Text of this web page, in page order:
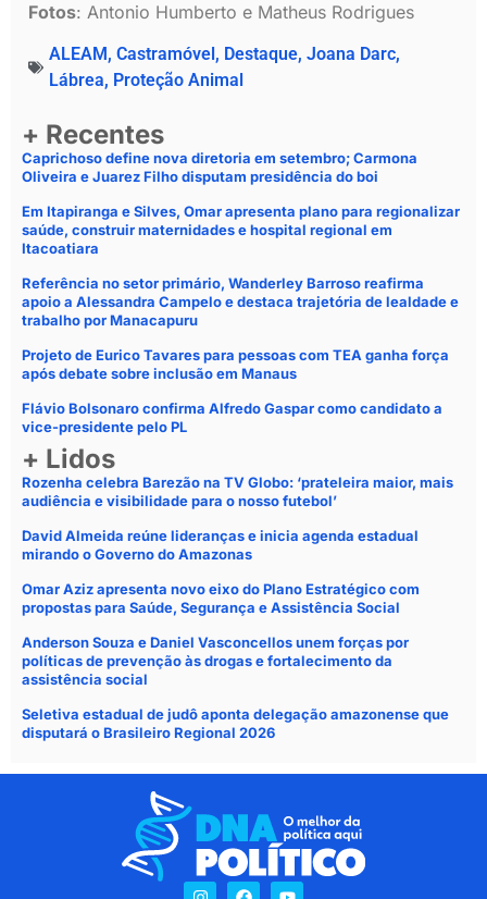
Fotos: Antonio Humberto e Matheus Rodrigues
ALEAM, Castramóvel, Destaque, Joana Darc,
Lábrea, Proteção Animal
+ Recentes
Caprichoso define nova diretoria em setembro; Carmona
Oliveira e Juarez Filho disputam presidência do boi
Em Itapiranga e Silves, Omar apresenta plano para regionalizar
saúde, construir maternidades e hospital regional em
Itacoatiara
Referência no setor primário, Wanderley Barroso reafirma
apoio a Alessandra Campelo e destaca trajetória de lealdade e
trabalho por Manacapuru
Projeto de Eurico Tavares para pessoas com TEA ganha força
após debate sobre inclusão em Manaus
Flávio Bolsonaro confirma Alfredo Gaspar como candidato a
vice-presidente pelo PL
+ Lidos
Rozenha celebra Barezão na TV Globo: ‘prateleira maior, mais
audiência e visibilidade para o nosso futebol’
David Almeida reúne lideranças e inicia agenda estadual
mirando o Governo do Amazonas
Omar Aziz apresenta novo eixo do Plano Estratégico com
propostas para Saúde, Segurança e Assistência Social
Anderson Souza e Daniel Vasconcellos unem forças por
políticas de prevenção às drogas e fortalecimento da
assistência social
Seletiva estadual de judô aponta delegação amazonense que
disputará o Brasileiro Regional 2026